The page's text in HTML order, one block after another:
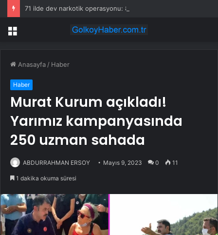
71 ilde dev narkotik operasyonu: 844 tutuklama
Menü
Anasayfa / Haber
Haber
Murat Kurum açıkladı!
Yarımız kampanyasında
250 uzman sahada
ABDURRAHMAN ERSOY Mayıs 9, 2023 0 11
1 dakika okuma süresi